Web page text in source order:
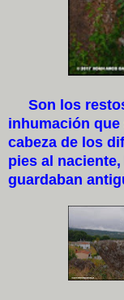
Son los
inhumación
cabeza de los
pies al
guardaban